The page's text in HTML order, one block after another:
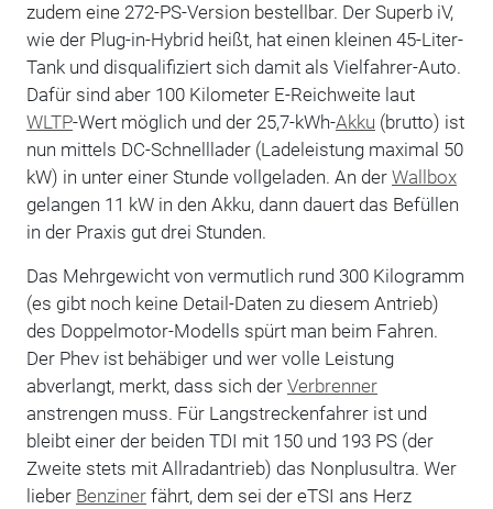
zudem eine 272-PS-Version bestellbar. Der Superb iV,
wie der Plug-in-Hybrid heißt, hat einen kleinen 45-Liter-
Tank und disqualifiziert sich damit als Vielfahrer-Auto.
Dafür sind aber 100 Kilometer E-Reichweite laut
WLTP-Wert möglich und der 25,7-kWh-Akku (brutto) ist
nun mittels DC-Schnelllader (Ladeleistung maximal 50
kW) in unter einer Stunde vollgeladen. An der Wallbox
gelangen 11 kW in den Akku, dann dauert das Befüllen
in der Praxis gut drei Stunden.
Das Mehrgewicht von vermutlich rund 300 Kilogramm
(es gibt noch keine Detail-Daten zu diesem Antrieb)
des Doppelmotor-Modells spürt man beim Fahren.
Der Phev ist behäbiger und wer volle Leistung
abverlangt, merkt, dass sich der Verbrenner
anstrengen muss. Für Langstreckenfahrer ist und
bleibt einer der beiden TDI mit 150 und 193 PS (der
Zweite stets mit Allradantrieb) das Nonplusultra. Wer
lieber Benzinerfährt, dem sei der eTSI ans Herz